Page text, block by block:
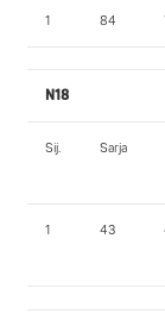
1 84
N18
Sij. Sarja
1 43